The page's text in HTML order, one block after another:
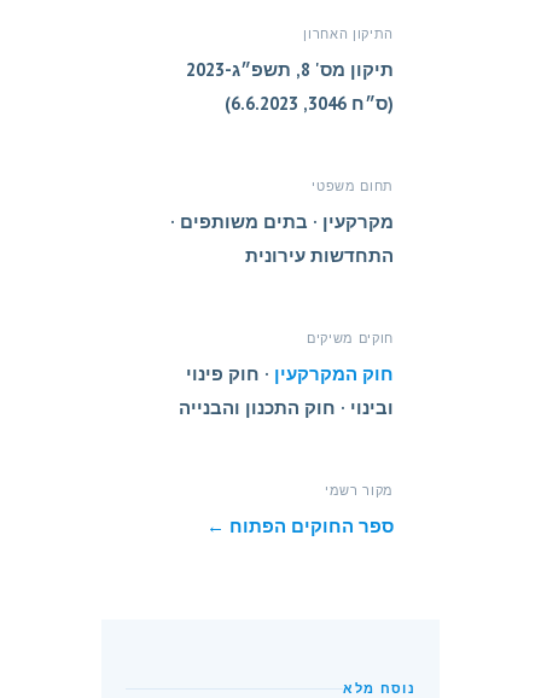
התיקון האחרון
תיקון מס' 8, תשפ״ג-2023
(ס״ח 3046, 6.6.2023)
תחום משפטי
מקרקעין · בתים משותפים ·
התחדשות עירונית
חוקים משיקים
חוק המקרקעין · חוק פינוי
ובינוי · חוק התכנון והבנייה
מקור רשמי
ספר החוקים הפתוח ←
נוסח מלא